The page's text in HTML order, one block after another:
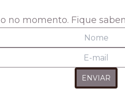
no momento. Fique